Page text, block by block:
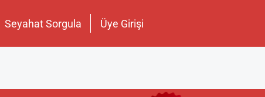
Seyahat Sorgula Üye Girişi